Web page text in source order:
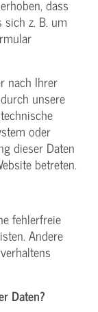
dass
z. B. um
nach Ihrer
unsere
oder
dieser Daten
betreten.
fehlerfreie
Andere
Daten?